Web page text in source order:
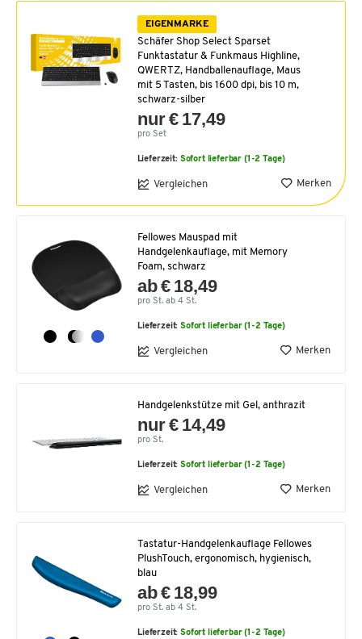
EIGENMARKE
Schäfer Shop Select Sparset
Funktastatur & Funkmaus Highline,
QWERTZ, Handballenauflage, Maus
mit 5 Tasten, bis 1600 dpi, bis 10 m,
schwarz-silber
nur € 17,49
pro Set
Lieferzeit: Sofort lieferbar (1-2 Tage)
Vergleichen Merken
Fellowes Mauspad mit
Handgelenkauflage, mit Memory
Foam, schwarz
ab € 18,49
pro St. ab 4 St.
Lieferzeit:Sofort lieferbar (1-2 Tage)
Vergleichen Merken
Handgelenkstütze mit Gel, anthrazit
nur € 14,49
pro St.
Lieferzeit:Sofort lieferbar (1-2 Tage)
Vergleichen Merken
Tastatur-Handgelenkauflage Fellowes
PlushTouch, ergonomisch, hygienisch,
blau
ab € 18,99
pro St. ab 4 St.
Lieferzeit:Sofort lieferbar (1-2 Tage)